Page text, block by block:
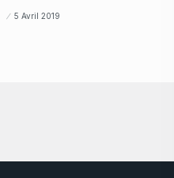
5 Avril 2019